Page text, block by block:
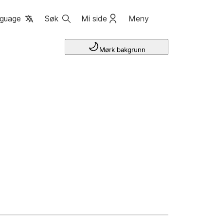
Søk Mi side Meny
Mørk bakgrunn